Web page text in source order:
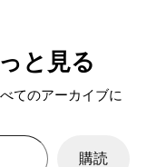
と見る
てのアーカイブに
購読